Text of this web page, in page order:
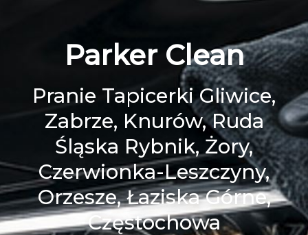
Parker Clean
Pranie Tapicerki Gliwice,
Zabrze, Knurów, Ruda
Śląska Rybnik, Żory,
Czerwionka-Leszczyny,
Orzesze, Łaziska Górne,
Częstochowa